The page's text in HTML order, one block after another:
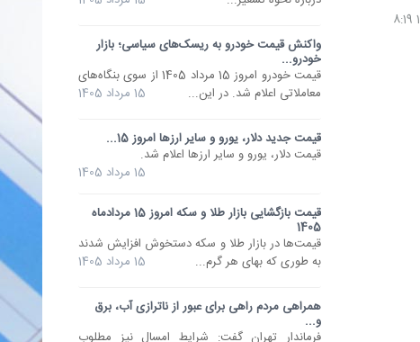
واکنش قیمت خودرو به ریسک‌های سیاسی؛ بازار
خودرو...
قیمت خودرو امروز 15 مرداد 1405 از سوی بنگاه‌های
معاملاتی اعلام شد. در این...
15 مرداد 1405
قیمت جدید دلار، یورو و سایر ارزها امروز 15...
قیمت دلار، یورو و سایر ارزها اعلام شد.
15 مرداد 1405
قیمت بازگشایی بازار طلا و سکه امروز 15 مردادماه
1405
قیمت‌ها در بازار طلا و سکه دستخوش افزایش شدند
به طوری که بهای هر گرم...
15 مرداد 1405
همراهی مردم راهی برای عبور از ناترازی آب، برق
و...
فرماندار تهران گفت: شرایط امسال نیز مطلوب